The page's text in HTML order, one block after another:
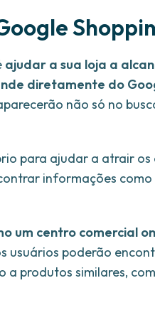
ajudar a sua loja a
diretamente do
não só no
para ajudar a atrair
informações
um centro comercial
usuários poderão
a produtos similares,